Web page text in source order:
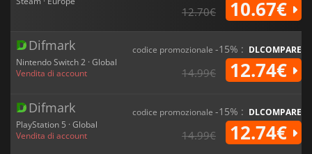
12.70€ 10.67€
Difmark
Nintendo Switch 2 · Global
Vendita di account
codice promozionale -15% : DLCOMPARE
14.99€ 12.74€
Difmark
PlayStation 5 · Global
Vendita di account
codice promozionale -15% : DLCOMPARE
14.99€ 12.74€